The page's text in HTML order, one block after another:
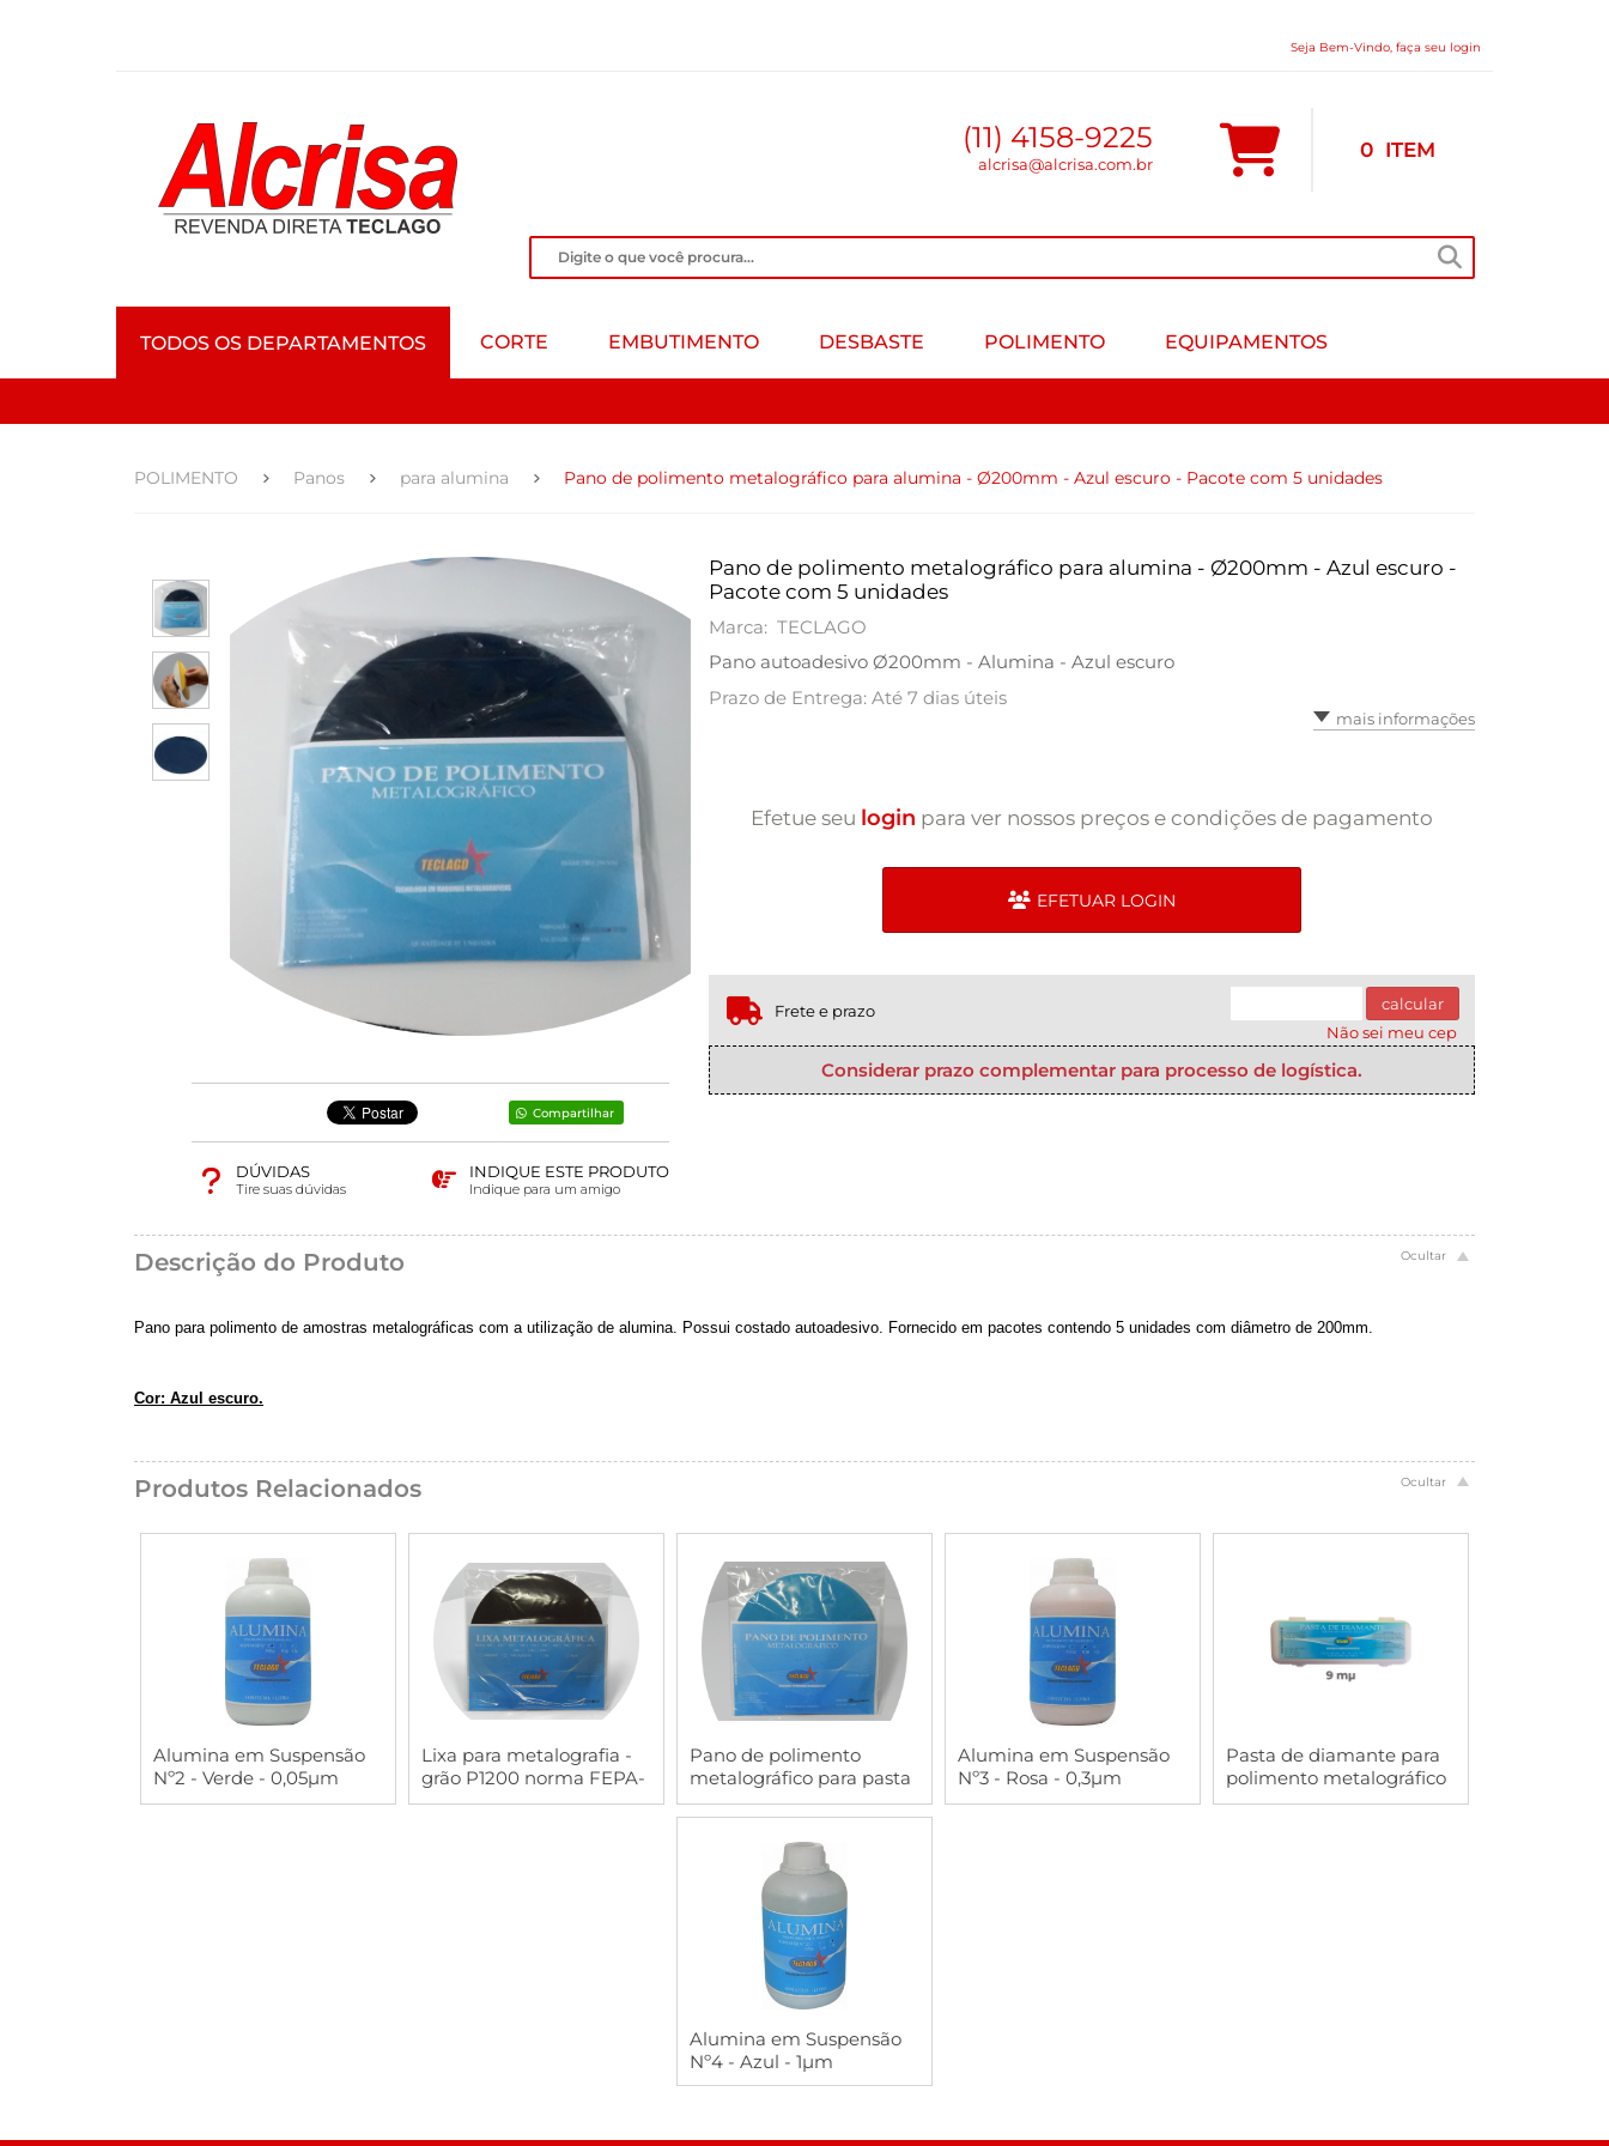
Seja Bem-Vindo, faça seu login
(11) 4158-9225
alcrisa@alcrisa.com.br
0 ITEM
TODOS OS DEPARTAMENTOS CORTE EMBUTIMENTO DESBASTE POLIMENTO EQUIPAMENTOS
POLIMENTO Panos para alumina Pano de polimento metalográfico para alumina - Ø200mm - Azul escuro - Pacote com 5 unidades
Compartilhar
DÚVIDAS
Tire suas dúvidas
INDIQUE ESTE PRODUTO
Indique para um amigo
Pano de polimento metalográfico para alumina - Ø200mm - Azul escuro -
Pacote com 5 unidades
Marca: TECLAGO
Pano autoadesivo Ø200mm - Alumina - Azul escuro
Prazo de Entrega: Até 7 dias úteis
mais informações
Efetue seu login para ver nossos preços e condições de pagamento
EFETUAR LOGIN
Frete e prazo
calcular
Não sei meu cep
Considerar prazo complementar para processo de logística.
Descrição do Produto
Pano para polimento de amostras metalográficas com a utilização de alumina. Possui costado autoadesivo. Fornecido em pacotes contendo 5 unidades com diâmetro de 200mm.
Cor: Azul escuro.
Produtos Relacionados
Alumina em Suspensão
Nº2 - Verde - 0,05µm
COMPRAR
Lixa para metalografia -
grão P1200 norma FEPA-
Ø200mm - Pacote com
COMPRAR
Pano de polimento
metalográfico para pasta
de diamante
(0,25mµ-1mµ) - Ø200mm
- Azul claro - Pacote com
5 unidades
COMPRAR
Alumina em Suspensão
Nº3 - Rosa - 0,3µm
COMPRAR
Pasta de diamante para
polimento metalográfico
9mµ - 6g
Alumina em Suspensão
Nº4 - Azul - 1µm
COMPRAR